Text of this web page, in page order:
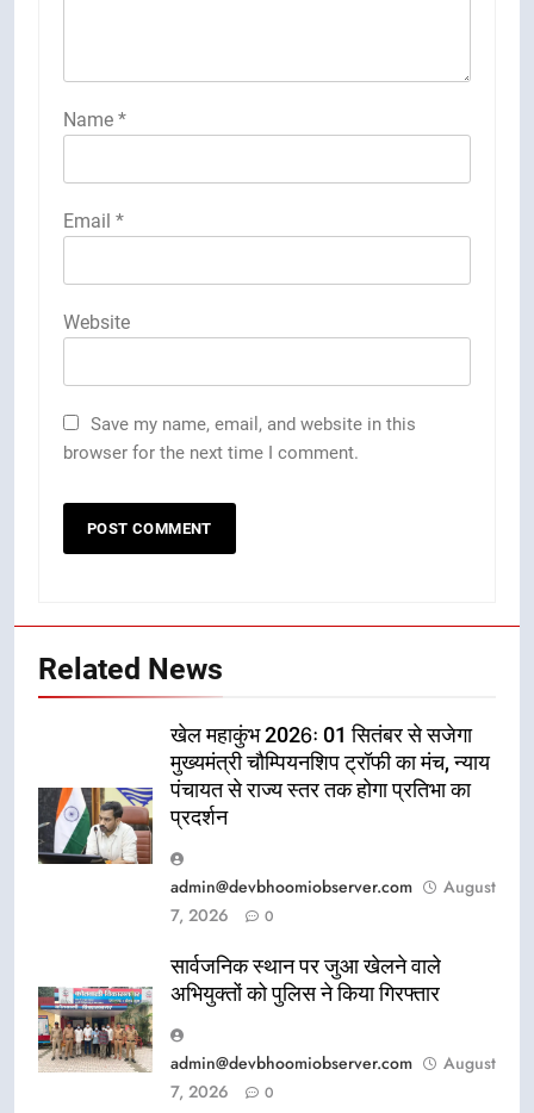
Name *
Email *
Website
Save my name, email, and website in this
browser for the next time I comment.
Related News
खेल महाकुंभ 2026ः 01 सितंबर से सजेगा
मुख्यमंत्री चौम्पियनशिप ट्रॉफी का मंच, न्याय
पंचायत से राज्य स्तर तक होगा प्रतिभा का
प्रदर्शन
admin@devbhoomiobserver.com
August
7, 2026
0
सार्वजनिक स्थान पर जुआ खेलने वाले
अभियुक्तों को पुलिस ने किया गिरफ्तार
admin@devbhoomiobserver.com
August
7, 2026
0